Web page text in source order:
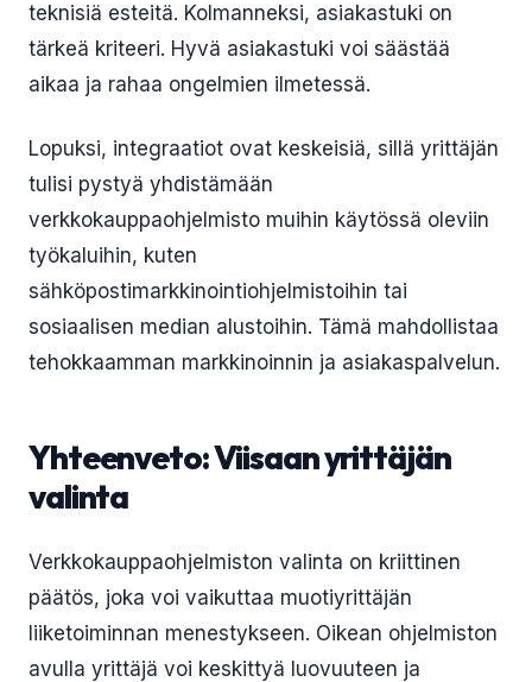
teknisiä esteitä. Kolmanneksi, asiakastuki on
tärkeä kriteeri. Hyvä asiakastuki voi säästää
aikaa ja rahaa ongelmien ilmetessä.
Lopuksi, integraatiot ovat keskeisiä, sillä yrittäjän
tulisi pystyä yhdistämään
verkkokauppaohjelmisto muihin käytössä oleviin
työkaluihin, kuten
sähköpostimarkkinointiohjelmistoihin tai
sosiaalisen median alustoihin. Tämä mahdollistaa
tehokkaamman markkinoinnin ja asiakaspalvelun.
Yhteenveto: Viisaan yrittäjän
valinta
Verkkokauppaohjelmiston valinta on kriittinen
päätös, joka voi vaikuttaa muotiyrittäjän
liiketoiminnan menestykseen. Oikean ohjelmiston
avulla yrittäjä voi keskittyä luovuuteen ja